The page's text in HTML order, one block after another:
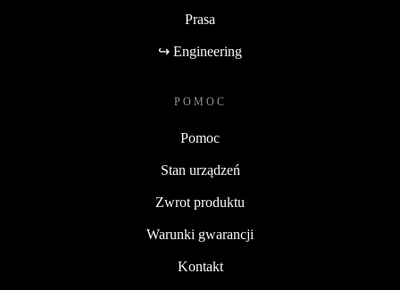
Prasa
↪ Engineering
POMOC
Pomoc
Stan urządzeń
Zwrot produktu
Warunki gwarancji
Kontakt